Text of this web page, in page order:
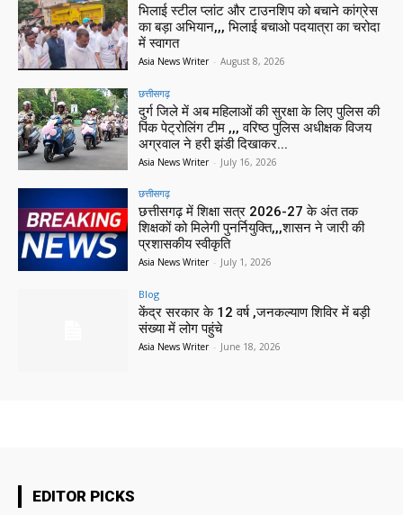
भिलाई स्टील प्लांट और टाउनशिप को बचाने कांग्रेस
का बड़ा अभियान,,, भिलाई बचाओ पदयात्रा का चरोदा
में स्वागत
Asia News Writer - August 8, 2026
छत्तीसगढ़
दुर्ग जिले में अब महिलाओं की सुरक्षा के लिए पुलिस की
पिंक पेट्रोलिंग टीम ,,, वरिष्ठ पुलिस अधीक्षक विजय
अग्रवाल ने हरी झंडी दिखाकर...
Asia News Writer - July 16, 2026
छत्तीसगढ़
छत्तीसगढ़ में शिक्षा सत्र 2026-27 के अंत तक
शिक्षकों को मिलेगी पुनर्नियुक्ति,,,शासन ने जारी की
प्रशासकीय स्वीकृति
Asia News Writer - July 1, 2026
Blog
केंद्र सरकार के 12 वर्ष ,जनकल्याण शिविर में बड़ी
संख्या में लोग पहुंचे
Asia News Writer - June 18, 2026
EDITOR PICKS